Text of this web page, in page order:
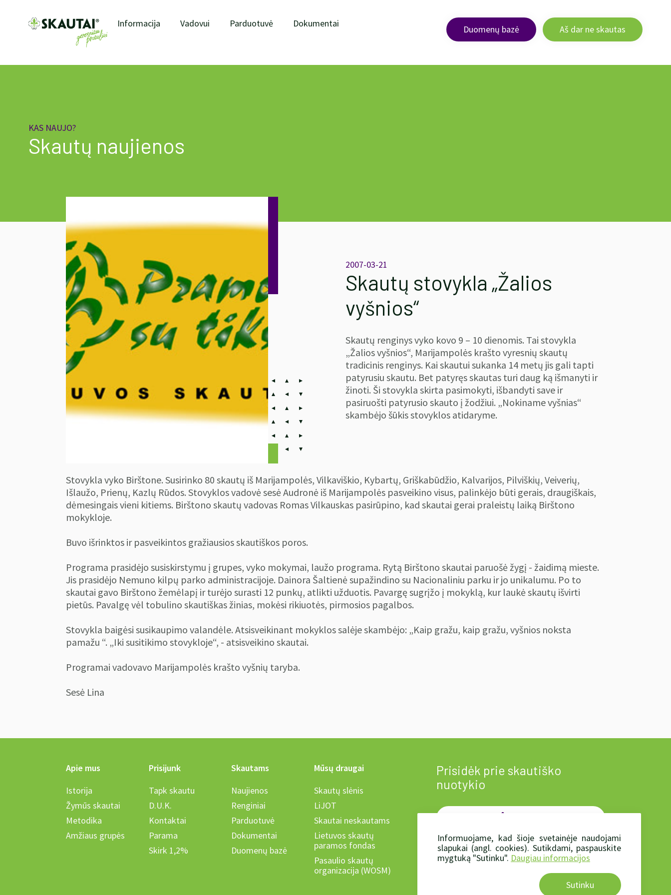
Informacija Vadovui Parduotuvė Dokumentai
Duomenų bazė Aš dar ne skautas
KAS NAUJO?
Skautų naujienos
2007-03-21
Skautų stovykla „Žalios
vyšnios“
Skautų renginys vyko kovo 9 – 10 dienomis. Tai stovykla
„Žalios vyšnios“, Marijampolės krašto vyresnių skautų
tradicinis renginys. Kai skautui sukanka 14 metų jis gali tapti
patyrusiu skautu. Bet patyręs skautas turi daug ką išmanyti ir
žinoti. Ši stovykla skirta pasimokyti, išbandyti save ir
pasiruošti patyrusio skauto į žodžiui. „Nokiname vyšnias“
skambėjo šūkis stovyklos atidaryme.
Stovykla vyko Birštone. Susirinko 80 skautų iš Marijampolės, Vilkaviškio, Kybartų, Griškabūdžio, Kalvarijos, Pilviškių, Veiverių,
Išlaužo, Prienų, Kazlų Rūdos. Stovyklos vadovė sesė Audronė iš Marijampolės pasveikino visus, palinkėjo būti gerais, draugiškais,
dėmesingais vieni kitiems. Birštono skautų vadovas Romas Vilkauskas pasirūpino, kad skautai gerai praleistų laiką Birštono
mokykloje.
Buvo išrinktos ir pasveikintos gražiausios skautiškos poros.
Programa prasidėjo susiskirstymu į grupes, vyko mokymai, laužo programa. Rytą Birštono skautai paruošė žygį - žaidimą mieste.
Jis prasidėjo Nemuno kilpų parko administracijoje. Dainora Šaltienė supažindino su Nacionaliniu parku ir jo unikalumu. Po to
skautai gavo Birštono žemėlapį ir turėjo surasti 12 punkų, atlikti užduotis. Pavargę sugrįžo į mokyklą, kur laukė skautų išvirti
pietūs. Pavalgę vėl tobulino skautiškas žinias, mokėsi rikiuotės, pirmosios pagalbos.
Stovykla baigėsi susikaupimo valandėle. Atsisveikinant mokyklos salėje skambėjo: „Kaip gražu, kaip gražu, vyšnios noksta
pamažu “. „Iki susitikimo stovykloje“, - atsisveikino skautai.
Programai vadovavo Marijampolės krašto vyšnių taryba.
Sesė Lina
Informuojame, kad šioje svetainėje naudojami
slapukai (angl. cookies). Sutikdami, paspauskite
mygtuką "Sutinku". Daugiau informacijos
Sutinku
Apie mus
Istorija
Žymūs skautai
Metodika
Amžiaus grupės
Prisijunk
Tapk skautu
D.U.K.
Kontaktai
Parama
Skirk 1,2%
Skautams
Naujienos
Renginiai
Parduotuvė
Dokumentai
Duomenų bazė
Mūsų draugai
Skautų slėnis
LiJOT
Skautai neskautams
Lietuvos skautų
paramos fondas
Pasaulio skautų
organizacija (WOSM)
Prisidėk prie skautiško
nuotykio
Kartu mes - jėga!